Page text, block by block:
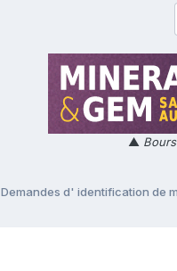
▲
Demandes d' identification de